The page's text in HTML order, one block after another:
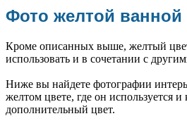
Фото желтой ванной
Кроме описанных выше, желтый
использовать и в сочетании с
Ниже вы найдете фотографии
желтом цвете, где он используется
дополнительный цвет.